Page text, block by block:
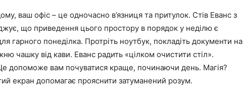
ваш офіс – це одночасно в’язниця та притулок. Стів Еванс з
що приведення цього простору в порядок у неділю є
гарного понеділка. Протріть ноутбук, покладіть документи на
чашку від кави. Еванс радить «цілком очистити стіл».
допоможе вам почуватися краще, починаючи день. Магія?
екран допомагає прояснити затуманений розум.